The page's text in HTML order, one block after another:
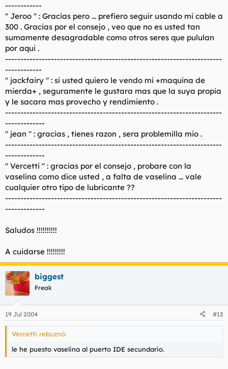
------------
" Jeroo " : Gracias pero ... prefiero seguir usando mi cable a
300 . Gracias por el consejo , veo que no es usted tan
sumamente desagradable como otros seres que pululan
por aqui .
-----------------------------------------------------------------------
------------
" jackfairy " : si usted quiero le vendo mi +maquina de
mierda+ , seguramente le gustara mas que la suya propia
y le sacara mas provecho y rendimiento .
-----------------------------------------------------------------------
-------------
" jean " : gracias , tienes razon , sera problemilla mio .
-----------------------------------------------------------------------
-------------
" Vercetti " : gracias por el consejo , probare con la
vaselina como dice usted , a falta de vaselina ... vale
cualquier otro tipo de lubricante ??
-----------------------------------------------------------------------
-------------
Saludos !!!!!!!!!!
A cuidarse !!!!!!!!!
biggest
Freak
19 Jul 2004 #13
Vercetti rebuznó:
le he puesto vaselina al puerto IDE secundario.